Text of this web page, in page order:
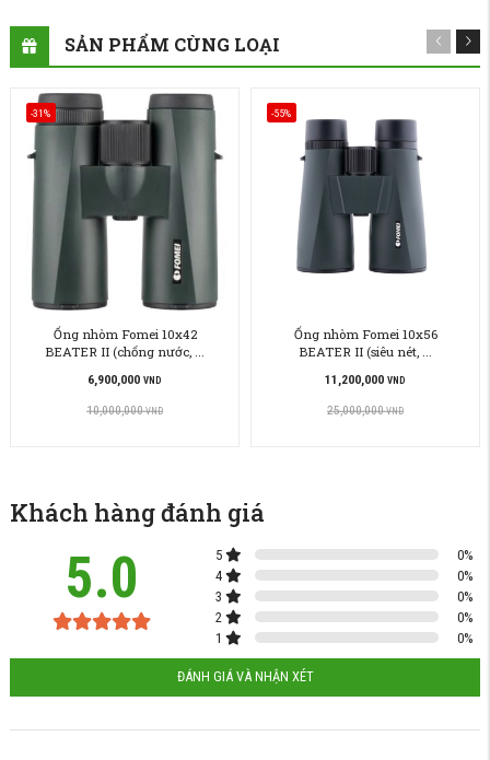
SẢN PHẨM CÙNG LOẠI
-31%
Ống nhòm Fomei 10x42
BEATER II (chống nước, ...
6,900,000 VND
10,000,000 VND
-55%
Ống nhòm Fomei 10x56
BEATER II (siêu nét, ...
11,200,000 VND
25,000,000 VND
Khách hàng đánh giá
5.0 5 0%
4
0%
3
0%
2
0%
1
0%
ĐÁNH GIÁ VÀ NHẬN XÉT